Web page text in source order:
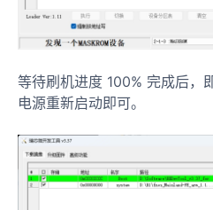
等待刷机进度 100% 完成后，
电源重新启动即可。